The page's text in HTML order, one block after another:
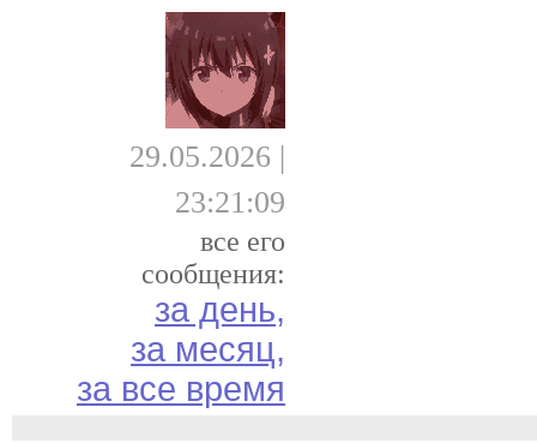
29.05.2026 |
23:21:09
все его
сообщения:
за день,
за месяц,
за все время